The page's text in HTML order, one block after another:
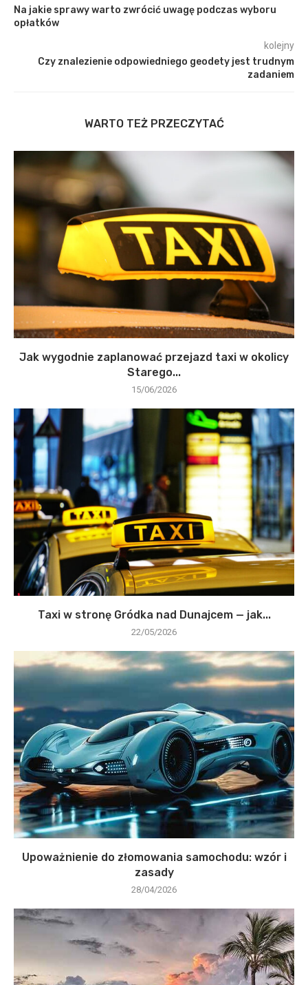
Na jakie sprawy warto zwrócić uwagę podczas wyboru
opłatków
kolejny
Czy znalezienie odpowiedniego geodety jest trudnym
zadaniem
WARTO TEŻ PRZECZYTAĆ
Jak wygodnie zaplanować przejazd taxi w okolicy
Starego...
15/06/2026
Taxi w stronę Gródka nad Dunajcem — jak...
22/05/2026
Upoważnienie do złomowania samochodu: wzór i
zasady
28/04/2026